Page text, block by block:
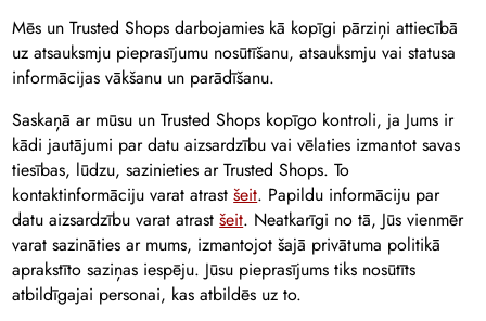
Mēs un Trusted Shops darbojamies kā kopīgi pārziņi attiecībā
uz atsauksmju pieprasījumu nosūtīšanu, atsauksmju vai statusa
informācijas vākšanu un parādīšanu.
Saskaņā ar mūsu un Trusted Shops kopīgo kontroli, ja Jums ir
kādi jautājumi par datu aizsardzību vai vēlaties izmantot savas
tiesības, lūdzu, sazinieties ar Trusted Shops. To
kontaktinformāciju varat atrastšeit. Papildu informāciju par
datu aizsardzību varat atrastšeit. Neatkarīgi no tā, Jūs vienmēr
varat sazināties ar mums, izmantojot šajā privātuma politikā
aprakstīto saziņas iespēju. Jūsu pieprasījums tiks nosūtīts
atbildīgajai personai, kas atbildēs uz to.